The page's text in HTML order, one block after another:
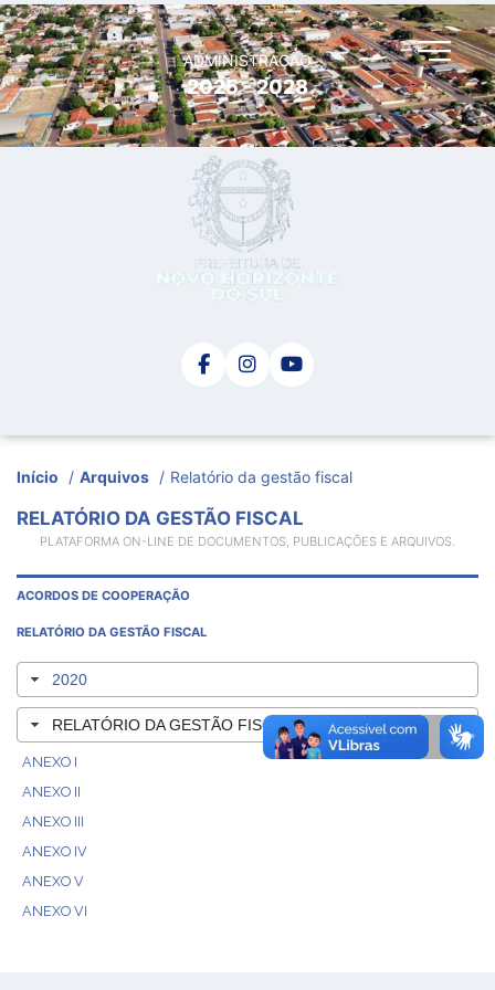
ADMINISTRAÇÃO
2025 - 2028
Início / Arquivos / Relatório da gestão fiscal
RELATÓRIO DA GESTÃO FISCAL
PLATAFORMA ON-LINE DE DOCUMENTOS, PUBLICAÇÕES E ARQUIVOS.
ACORDOS DE COOPERAÇÃO
RELATÓRIO DA GESTÃO FISCAL
2020
RELATÓRIO DA GESTÃO FISCAL
ANEXO I
ANEXO II
ANEXO III
ANEXO IV
ANEXO V
ANEXO VI